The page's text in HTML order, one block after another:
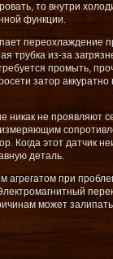
то внутри
функции.
переохлаждение
трубка из-за
промыть,
затор
никак не проявляют
Когда этот датчик
деталь.
при
может